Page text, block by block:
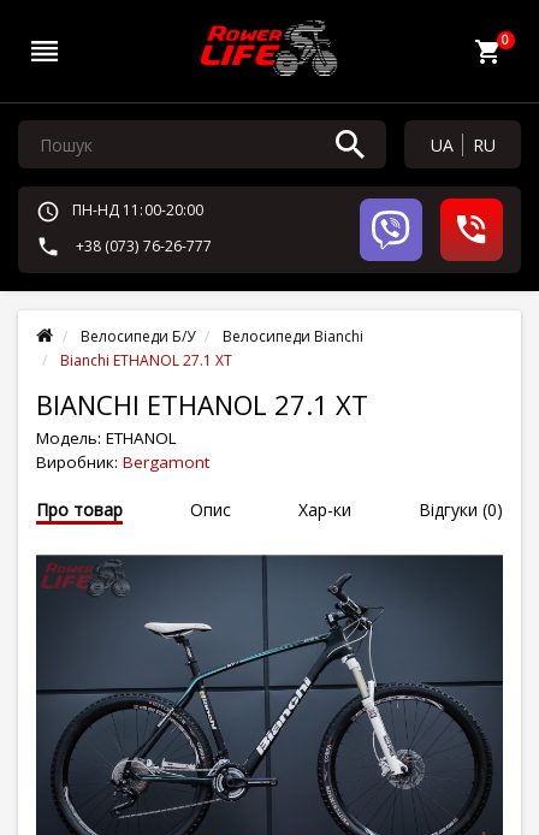
0
UA RU
ПН-НД 11:00-20:00
+38 (073) 76-26-777
Велосипеди Б/У
Велосипеди Bianchi
Bianchi ETHANOL 27.1 XT
BIANCHI ETHANOL 27.1 XT
Модель: ETHANOL
Виробник: Bergamont
Про товар Опис Хар-ки Відгуки (0)